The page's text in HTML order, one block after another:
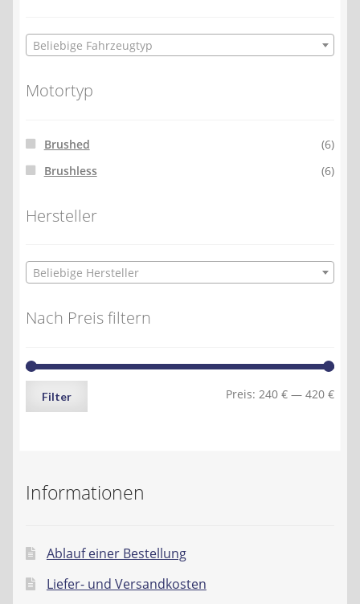
Beliebige Fahrzeugtyp
Motortyp
Brushed
(6)
Brushless
(6)
Hersteller
Beliebige Hersteller
Nach Preis filtern
Min.
Max.
Filter Preis: 240 € — 420 €
Informationen
Ablauf einer Bestellung
Liefer- und Versandkosten